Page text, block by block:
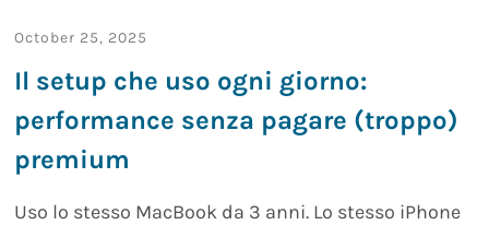
October 25, 2025
Il setup che uso ogni giorno:
performance senza pagare (troppo)
premium
Uso lo stesso MacBook da 3 anni. Lo stesso iPhone